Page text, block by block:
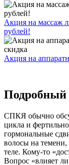
Акция на массаж
рублей!
Акция на
Подробный
СПКЯ обычно
цикла и
гормональные
волосы на темени,
теле. Кому-то
Вопрос «влияет